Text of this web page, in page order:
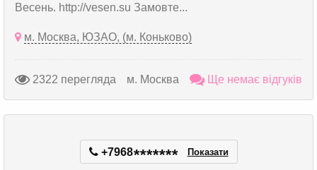
Весень. http://vesen.su Замовте...
м. Москва, ЮЗАО, (м. Коньково)
2322 перегляда м. Москва Ще немає відгуків
+7968******* Показати